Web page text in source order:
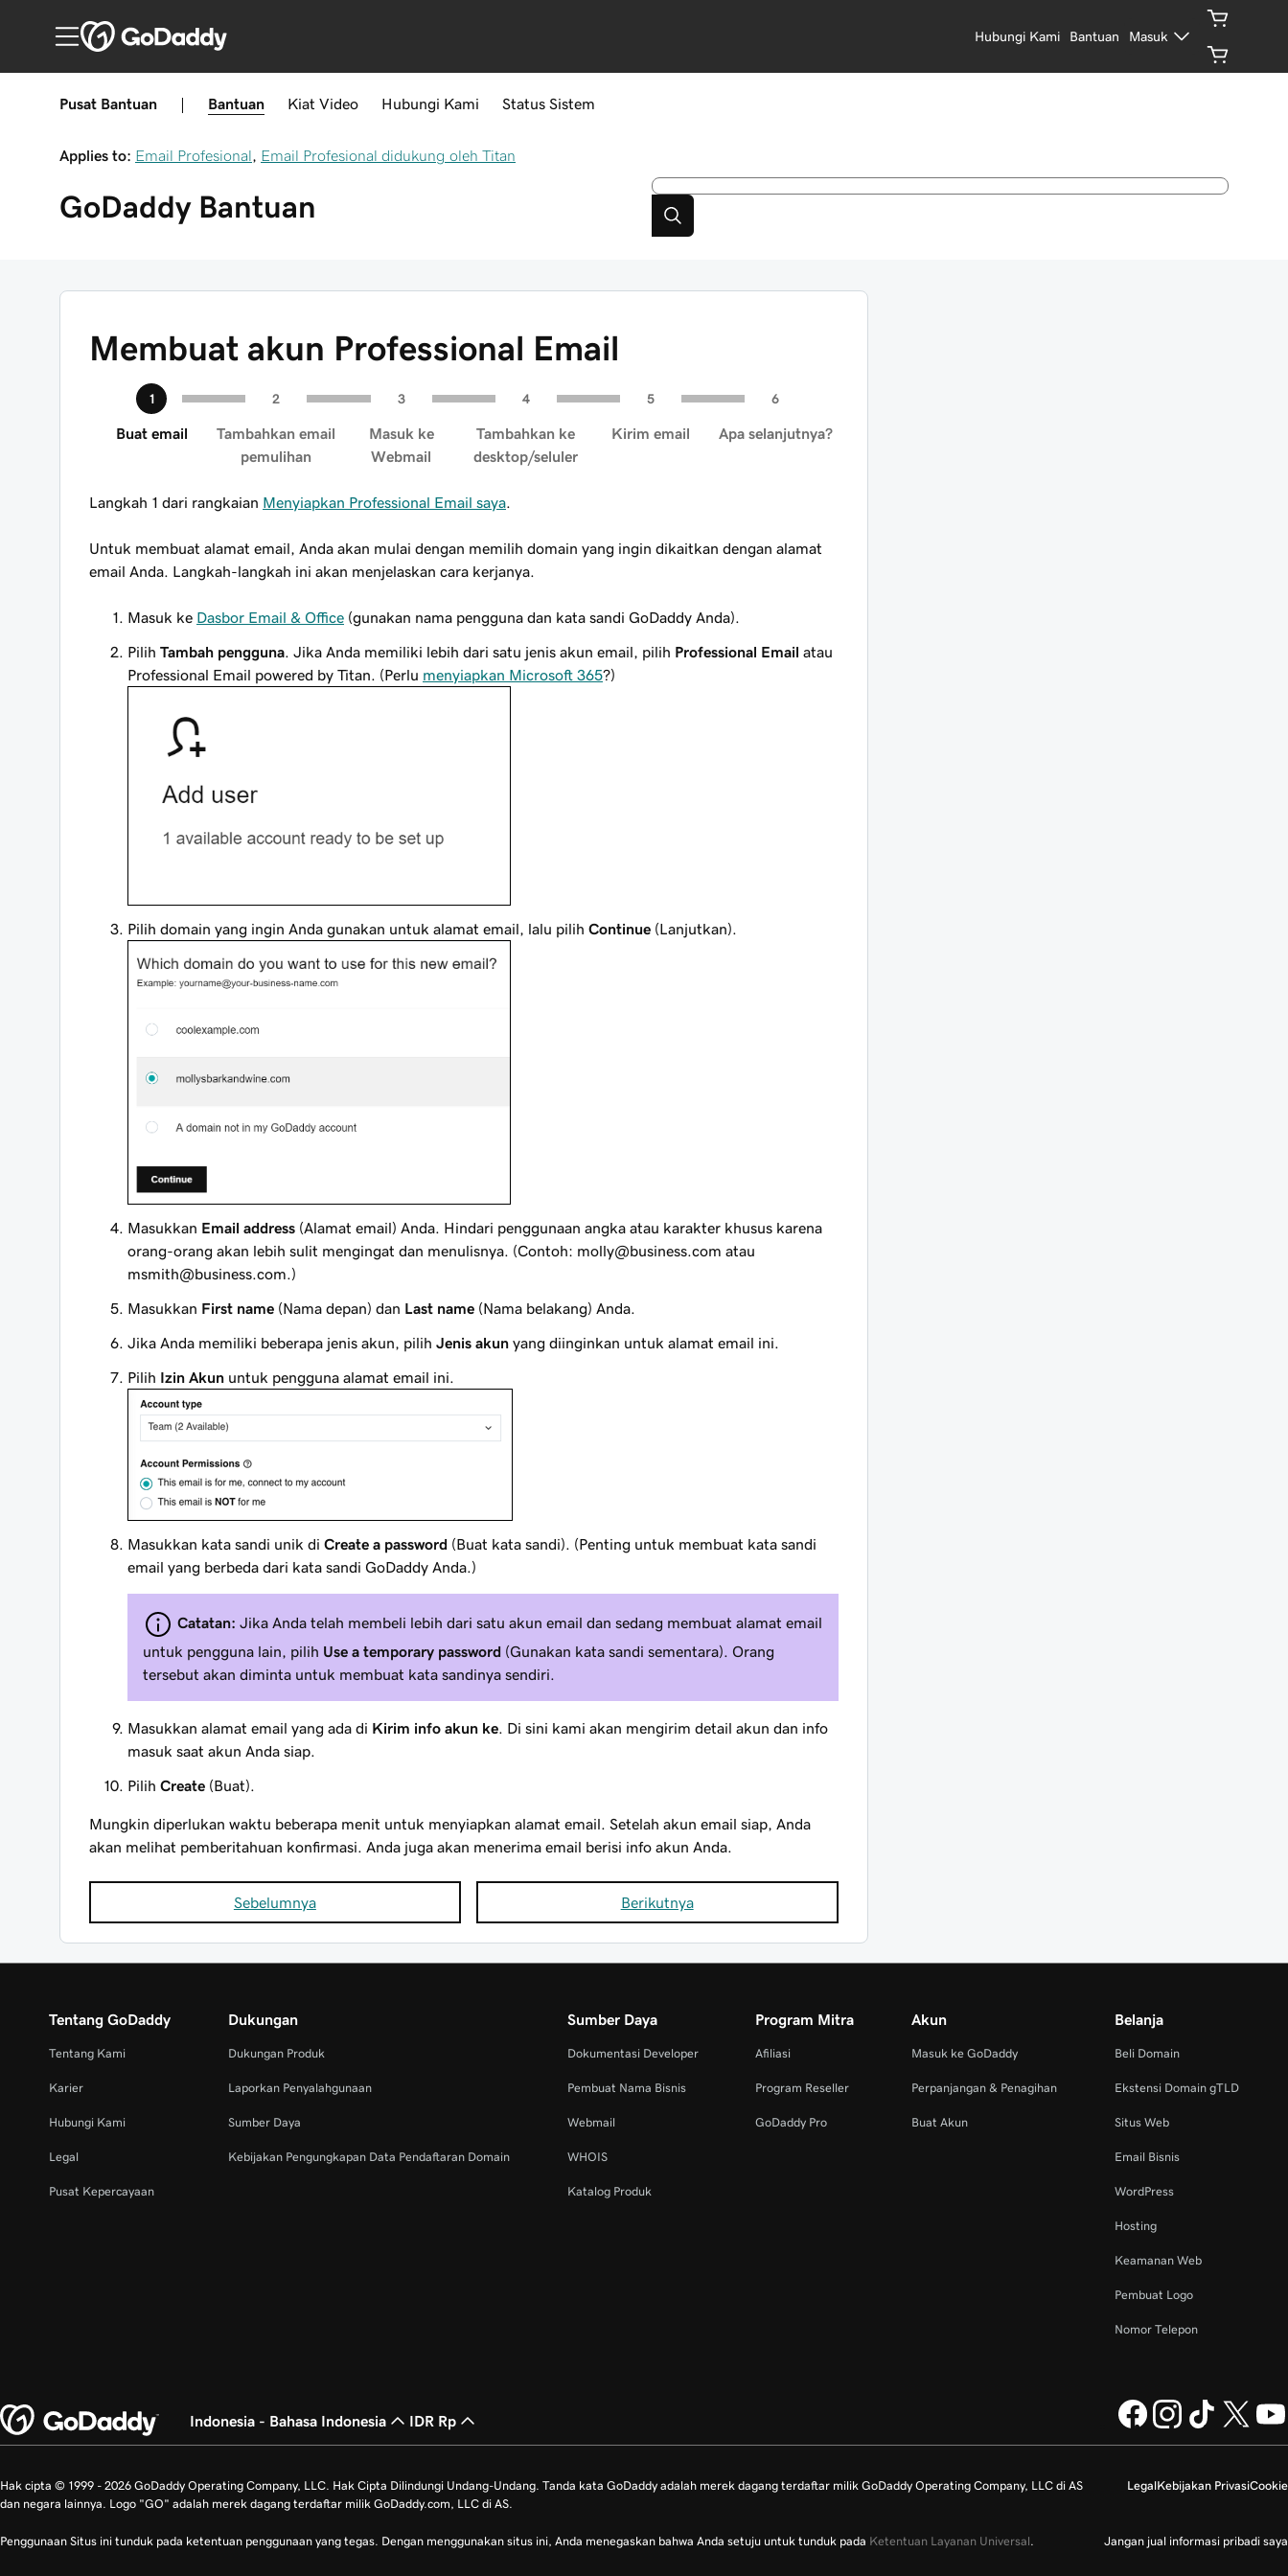
Hubungi Kami Bantuan Masuk
Pusat Bantuan Bantuan Kiat Video Hubungi Kami Status Sistem
Applies to: Email Profesional Email Profesional didukung oleh Titan
GoDaddy Bantuan
Membuat akun Professional Email
Buat email
Tambahkan email
pemulihan
Masuk ke
Webmail
Tambahkan ke
desktop/seluler
Kirim email Apa selanjutnya?
Langkah 1 dari rangkaian Menyiapkan Professional Email saya
Untuk membuat alamat email, Anda akan mulai dengan memilih domain yang ingin dikaitkan dengan alamat
email Anda. Langkah-langkah ini akan menjelaskan cara kerjanya.
Masuk ke Dasbor Email & Office (gunakan nama pengguna dan kata sandi GoDaddy Anda).
Pilih Tambah pengguna . Jika Anda memiliki lebih dari satu jenis akun email, pilih Professional Email atau
Professional Email powered by Titan. (Perlu menyiapkan Microsoft 365?)
Pilih domain yang ingin Anda gunakan untuk alamat email, lalu pilih Continue (Lanjutkan).
Masukkan Email address (Alamat email) Anda. Hindari penggunaan angka atau karakter khusus karena
orang-orang akan lebih sulit mengingat dan menulisnya. (Contoh: molly@business.com atau
msmith@business.com .)
Masukkan First name (Nama depan) dan Last name (Nama belakang) Anda.
Jika Anda memiliki beberapa jenis akun, pilih Jenis akun yang diinginkan untuk alamat email ini.
Pilih Izin Akun untuk pengguna alamat email ini.
Masukkan kata sandi unik di Create a password (Buat kata sandi). (Penting untuk membuat kata sandi
email yang berbeda dari kata sandi GoDaddy Anda.)
Catatan: Jika Anda telah membeli lebih dari satu akun email dan sedang membuat alamat email
untuk pengguna lain, pilih Use a temporary password (Gunakan kata sandi sementara). Orang
tersebut akan diminta untuk membuat kata sandinya sendiri.
Masukkan alamat email yang ada di Kirim info akun ke . Di sini kami akan mengirim detail akun dan info
masuk saat akun Anda siap.
Pilih Create (Buat).
Mungkin diperlukan waktu beberapa menit untuk menyiapkan alamat email. Setelah akun email siap, Anda
akan melihat pemberitahuan konfirmasi. Anda juga akan menerima email berisi info akun Anda.
Sebelumnya Berikutnya
Tentang GoDaddy
Tentang Kami
Karier
Hubungi Kami
Legal
Pusat Kepercayaan
Dukungan
Dukungan Produk
Laporkan Penyalahgunaan
Sumber Daya
Kebijakan Pengungkapan Data Pendaftaran Domain
Sumber Daya
Dokumentasi Developer
Pembuat Nama Bisnis
Webmail
WHOIS
Katalog Produk
Program Mitra
Afiliasi
Program Reseller
GoDaddy Pro
Akun
Masuk ke GoDaddy
Perpanjangan & Penagihan
Buat Akun
Belanja
Beli Domain
Ekstensi Domain gTLD
Situs Web
Email Bisnis
WordPress
Hosting
Keamanan Web
Pembuat Logo
Nomor Telepon
Indonesia - Bahasa Indonesia IDR Rp
LegalKebijakan PrivasiCookie
Jangan jual informasi pribadi saya
Hak cipta © 1999 - 2026 GoDaddy Operating Company, LLC. Hak Cipta Dilindungi Undang-Undang. Tanda kata GoDaddy adalah merek dagang terdaftar milik GoDaddy Operating Company, LLC di AS
dan negara lainnya. Logo "GO" adalah merek dagang terdaftar milik GoDaddy.com, LLC di AS.
Penggunaan Situs ini tunduk pada ketentuan penggunaan yang tegas. Dengan menggunakan situs ini, Anda menegaskan bahwa Anda setuju untuk tunduk pada Ketentuan Layanan Universal.